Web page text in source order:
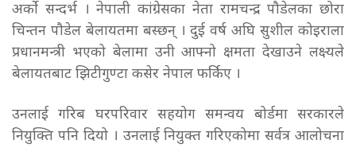
अर्को सन्दर्भ । नेपाली कांग्रेसका नेता रामचन्द्र पौडेलका छोरा
चिन्तन पौडेल बेलायतमा बस्छन् । दुई वर्ष अघि सुशील कोइराला
प्रधानमन्त्री भएको बेलामा उनी आफ्नो क्षमता देखाउने लक्ष्यले
बेलायतबाट झिटीगुण्टा कसेर नेपाल फर्किए ।
उनलाई गरिब घरपरिवार सहयोग समन्वय बोर्डमा सरकारले
नियुक्ति पनि दियो । उनलाई नियुक्त गरिएकोमा सर्वत्र आलोचना